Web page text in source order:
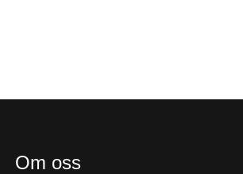
Om oss